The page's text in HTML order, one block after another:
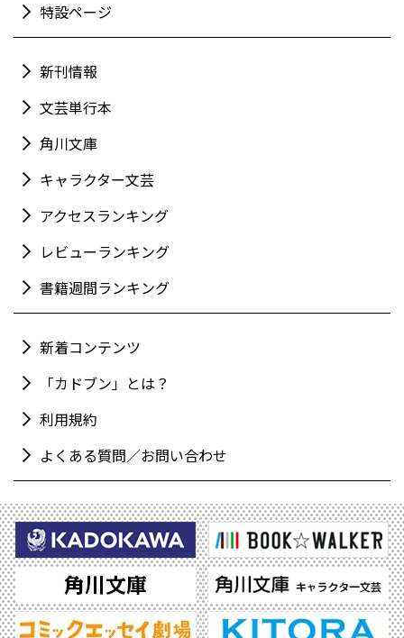
特設ページ
新刊情報
文芸単行本
角川文庫
キャラクター文芸
アクセスランキング
レビューランキング
書籍週間ランキング
新着コンテンツ
「カドブン」とは？
利用規約
よくある質問／お問い合わせ